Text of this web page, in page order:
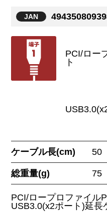
PCI/ロー
ト
ケーブル長(cm) 50
総重量(g) 75
PCI/ロープロファイル
USB3.0(x2ポート)延長